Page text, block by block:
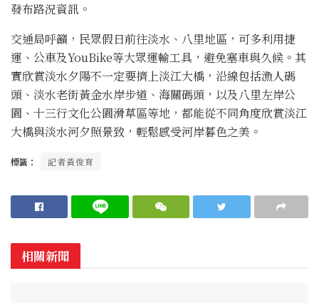
發布路況資訊。
交通局呼籲，民眾假日前往淡水、八里地區，可多利用捷
運、公車及YouBike等大眾運輸工具，避免塞車與久候。其
實欣賞淡水夕陽不一定要擠上淡江大橋，沿線包括漁人碼
頭、淡水老街黃金水岸步道、海關碼頭，以及八里左岸公
園、十三行文化公園滑草區等地，都能從不同角度欣賞淡江
大橋與淡水河夕照景致，輕鬆感受河岸暮色之美。
標籤： 記者黃俊育
相關新聞